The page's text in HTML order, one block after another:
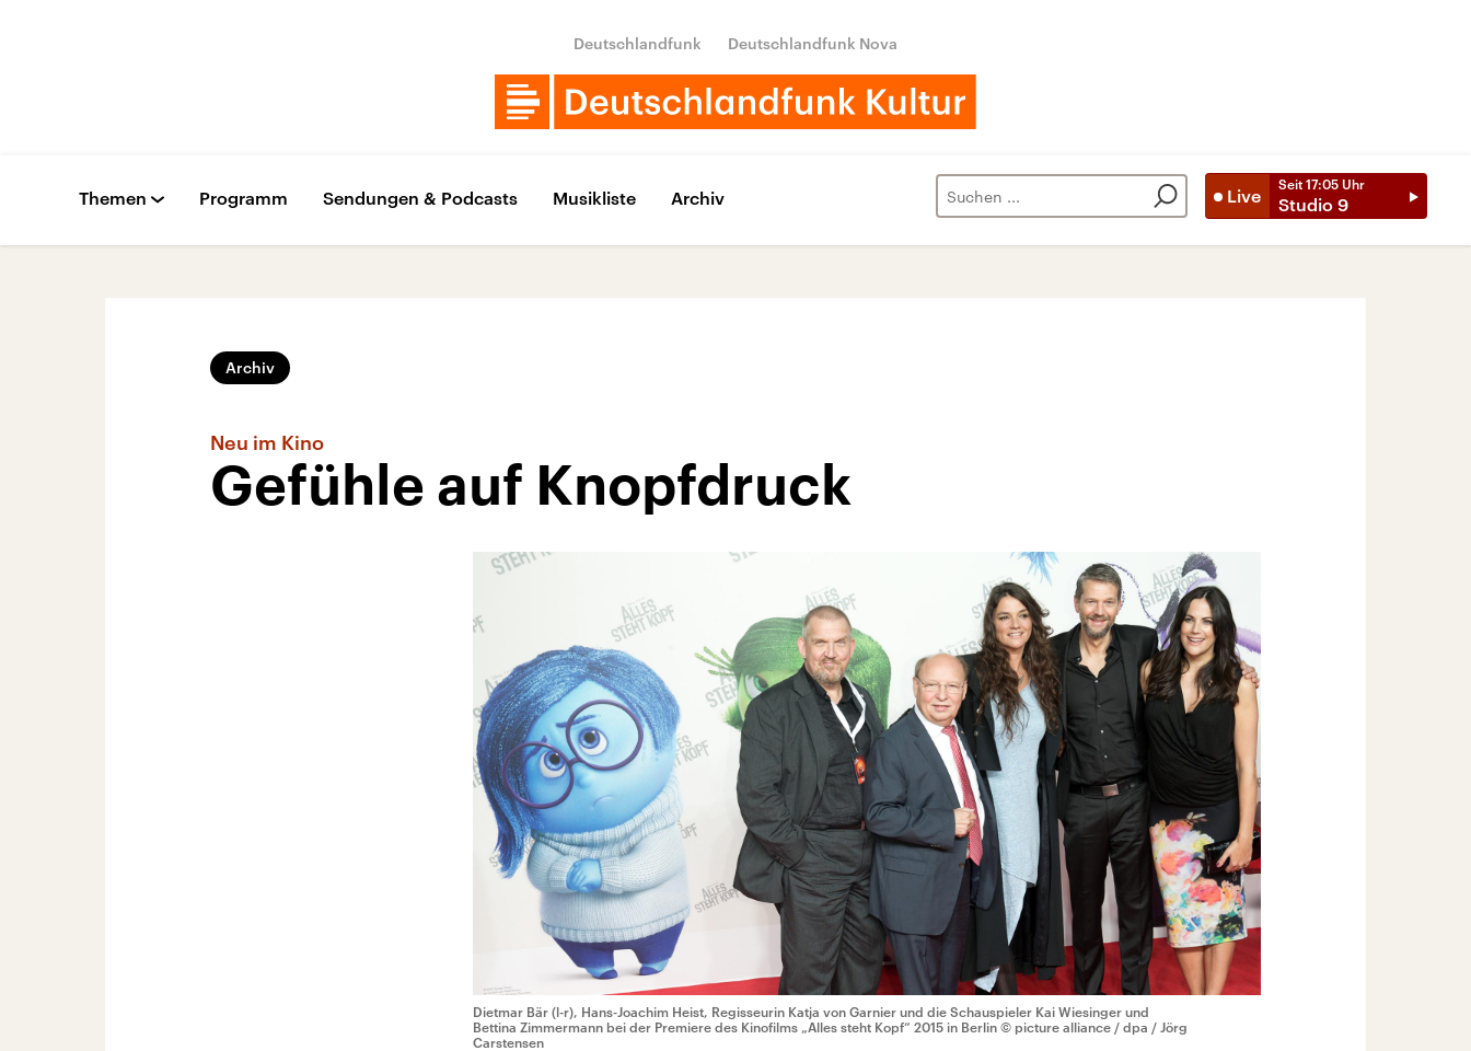
Deutschlandfunk Deutschlandfunk Nova
Live
Seit 17:05 Uhr
Studio 9
Themen Programm Sendungen & Podcasts Musikliste Archiv
Archiv
Neu im Kino
Gefühle auf Knopfdruck
Dietmar Bär (l-r), Hans-Joachim Heist, Regisseurin Katja von Garnier und die Schauspieler Kai Wiesinger und
Bettina Zimmermann bei der Premiere des Kinofilms „Alles steht Kopf“ 2015 in Berlin © picture alliance / dpa / Jörg
Carstensen